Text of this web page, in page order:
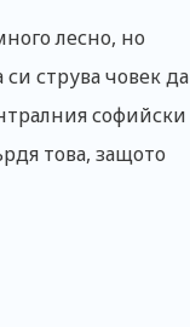
лесно, но
струва човек да
софийски
това, защото